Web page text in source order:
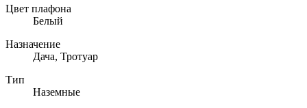
Цвет плафона
Белый
Назначение
Дача, Тротуар
Тип
Наземные